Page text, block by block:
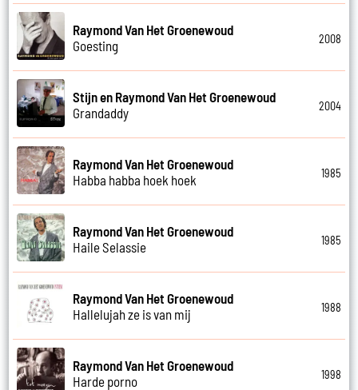
Raymond Van Het Groenewoud
Goesting
2008
Stijn en Raymond Van Het Groenewoud
Grandaddy
2004
Raymond Van Het Groenewoud
Habba habba hoek hoek
1985
Raymond Van Het Groenewoud
Haile Selassie
1985
Raymond Van Het Groenewoud
Hallelujah ze is van mij
1988
Raymond Van Het Groenewoud
Harde porno
1998